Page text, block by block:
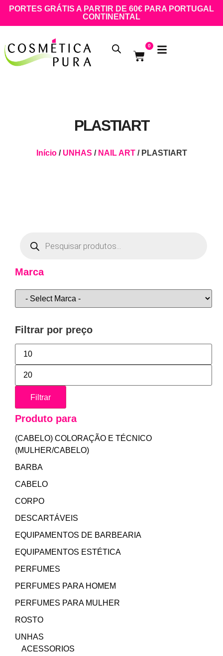
PORTES GRÁTIS A PARTIR DE 60€ PARA PORTUGAL
CONTINENTAL
0
PLASTIART
Início/ UNHAS / NAIL ART/ PLASTIART
Marca
Filtrar por preço
Filtrar
Produto para
(CABELO) COLORAÇÃO E TÉCNICO
(MULHER/CABELO)
BARBA
CABELO
CORPO
DESCARTÁVEIS
EQUIPAMENTOS DE BARBEARIA
EQUIPAMENTOS ESTÉTICA
PERFUMES
PERFUMES PARA HOMEM
PERFUMES PARA MULHER
ROSTO
UNHAS
ACESSORIOS